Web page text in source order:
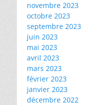
novembre 2023
octobre 2023
septembre 2023
juin 2023
mai 2023
avril 2023
mars 2023
février 2023
janvier 2023
décembre 2022